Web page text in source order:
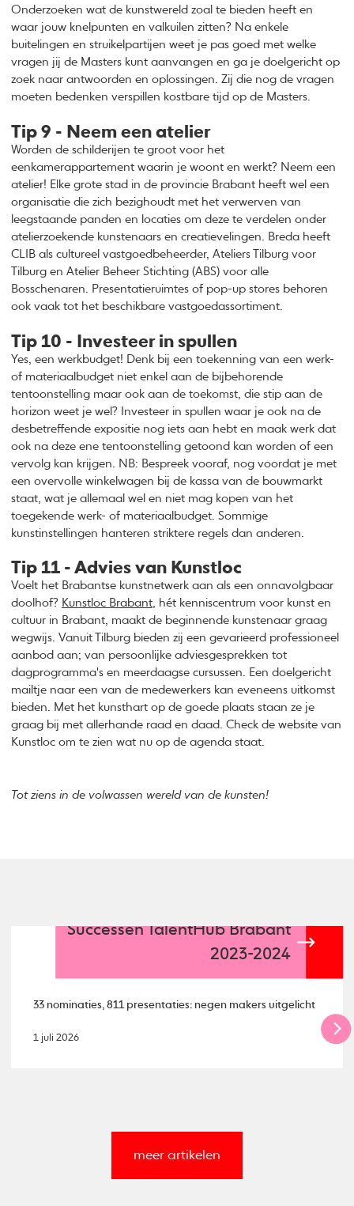
Onderzoeken wat de kunstwereld zoal te bieden heeft en
waar jouw knelpunten en valkuilen zitten? Na enkele
buitelingen en struikelpartijen weet je pas goed met welke
vragen jij de Masters kunt aanvangen en ga je doelgericht op
zoek naar antwoorden en oplossingen. Zij die nog de vragen
moeten bedenken verspillen kostbare tijd op de Masters.
Tip 9 - Neem een atelier
Worden de schilderijen te groot voor het
eenkamerappartement waarin je woont en werkt? Neem een
atelier! Elke grote stad in de provincie Brabant heeft wel een
organisatie die zich bezighoudt met het verwerven van
leegstaande panden en locaties om deze te verdelen onder
atelierzoekende kunstenaars en creatievelingen. Breda heeft
CLIB als cultureel vastgoedbeheerder, Ateliers Tilburg voor
Tilburg en Atelier Beheer Stichting (ABS) voor alle
Bosschenaren. Presentatieruimtes of pop-up stores behoren
ook vaak tot het beschikbare vastgoedassortiment.
Tip 10 - Investeer in spullen
Yes, een werkbudget! Denk bij een toekenning van een werk-
of materiaalbudget niet enkel aan de bijbehorende
tentoonstelling maar ook aan de toekomst, die stip aan de
horizon weet je wel? Investeer in spullen waar je ook na de
desbetreffende expositie nog iets aan hebt en maak werk dat
ook na deze ene tentoonstelling getoond kan worden of een
vervolg kan krijgen. NB: Bespreek vooraf, nog voordat je met
een overvolle winkelwagen bij de kassa van de bouwmarkt
staat, wat je allemaal wel en niet mag kopen van het
toegekende werk- of materiaalbudget. Sommige
kunstinstellingen hanteren striktere regels dan anderen.
Tip 11 - Advies van Kunstloc
Voelt het Brabantse kunstnetwerk aan als een onnavolgbaar
doolhof? Kunstloc Brabant, hét kenniscentrum voor kunst en
cultuur in Brabant, maakt de beginnende kunstenaar graag
wegwijs. Vanuit Tilburg bieden zij een gevarieerd professioneel
aanbod aan; van persoonlijke adviesgesprekken tot
dagprogramma's en meerdaagse cursussen. Een doelgericht
mailtje naar een van de medewerkers kan eveneens uitkomst
bieden. Met het kunsthart op de goede plaats staan ze je
graag bij met allerhande raad en daad. Check de website van
Kunstloc om te zien wat nu op de agenda staat.
Tot ziens in de volwassen wereld van de kunsten!
Successen TalentHub Brabant
2023-2024
33 nominaties, 811 presentaties: negen makers uitgelicht
1 juli 2026
meer artikelen